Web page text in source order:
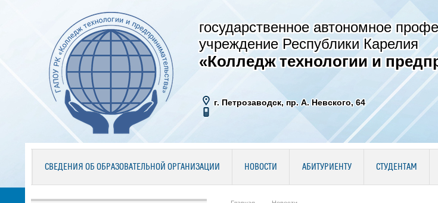
государственное автономное
учреждение Республики Карелия
«Колледж технологии и
г. Петрозаводск, пр. А. Невского, 64
СВЕДЕНИЯ ОБ ОБРАЗОВАТЕЛЬНОЙ ОРГАНИЗАЦИИ НОВОСТИ АБИТУРИЕНТУ СТУДЕНТАМ